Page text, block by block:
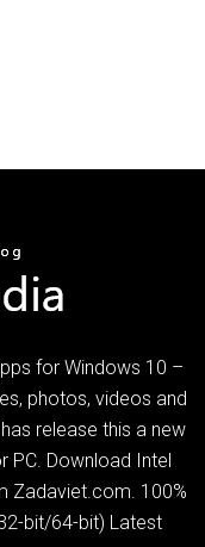
for Windows 10 –
photos, videos and
release this a new
PC. Download Intel
Zadaviet.com. 100%
bit/64-bit) Latest